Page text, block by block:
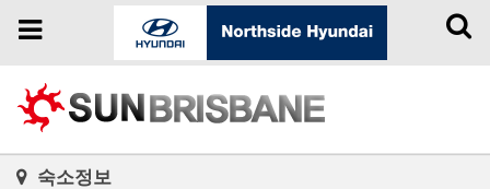
Toggle
Toggle
숙소정보